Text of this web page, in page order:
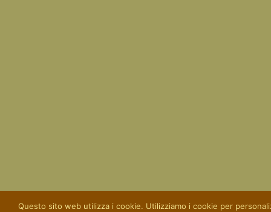
Questo sito web utilizza i cookie. Utilizziamo i cookie per